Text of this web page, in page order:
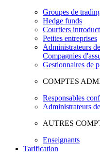
Groupes de
Hedge funds
Courtiers
Petites entreprises
Administrateurs
Compagnies
Gestionnaires de
COMPTES
Responsables
Administrateurs
AUTRES
Enseignants
Tarification